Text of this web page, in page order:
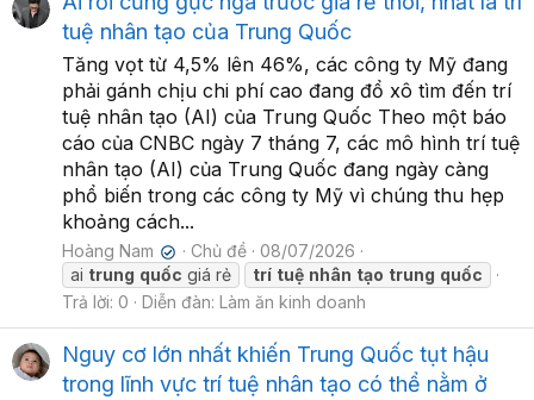
tuệ nhân tạo của Trung Quốc
Tăng vọt từ 4,5% lên 46%, các công ty Mỹ đang
phải gánh chịu chi phí cao đang đổ xô tìm đến trí
tuệ nhân tạo (AI) của Trung Quốc Theo một báo
cáo của CNBC ngày 7 tháng 7, các mô hình trí tuệ
nhân tạo (AI) của Trung Quốc đang ngày càng
phổ biến trong các công ty Mỹ vì chúng thu hẹp
khoảng cách...
Hoàng Nam ✔ Chủ đề
08/07/2026
ai trung quốc giá rẻ trí tuệ nhân tạo trung quốc
Trả lời: 0
Diễn đàn: Làm ăn kinh doanh
Nguy cơ lớn nhất khiến Trung Quốc tụt hậu
trong lĩnh vực trí tuệ nhân tạo có thể nằm ở